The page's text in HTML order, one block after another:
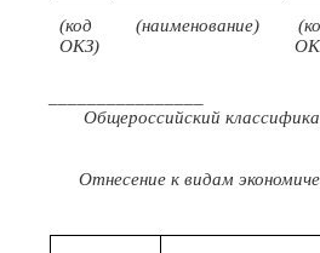
(код
ОКЗ)
(наименование)
Общероссийский
Отнесение к видам